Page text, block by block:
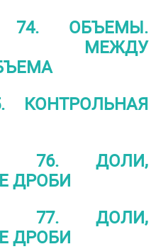
ОБЪЕМЫ.
МЕЖДУ
ДОЛИ,
ДРОБИ
ДОЛИ,
ДРОБИ